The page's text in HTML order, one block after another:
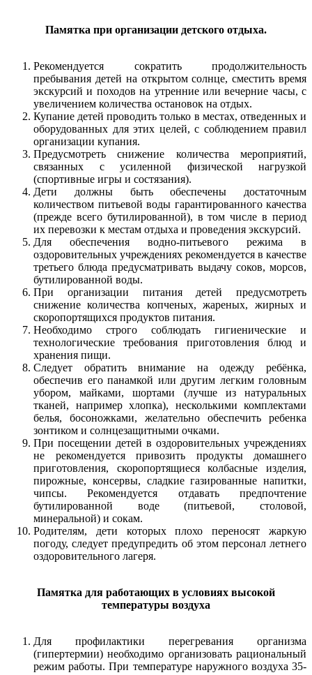
Памятка при организации детского отдыха.
Рекомендуется сократить продолжительность
пребывания детей на открытом солнце, сместить время
экскурсий и походов на утренние или вечерние часы, с
увеличением количества остановок на отдых.
Купание детей проводить только в местах, отведенных и
оборудованных для этих целей, с соблюдением правил
организации купания.
Предусмотреть снижение количества мероприятий,
связанных с усиленной физической нагрузкой
(спортивные игры и состязания).
Дети должны быть обеспечены достаточным
количеством питьевой воды гарантированного качества
(прежде всего бутилированной), в том числе в период
их перевозки к местам отдыха и проведения экскурсий.
Для обеспечения водно-питьевого режима в
оздоровительных учреждениях рекомендуется в качестве
третьего блюда предусматривать выдачу соков, морсов,
бутилированной воды.
При организации питания детей предусмотреть
снижение количества копченых, жареных, жирных и
скоропортящихся продуктов питания.
Необходимо строго соблюдать гигиенические и
технологические требования приготовления блюд и
хранения пищи.
Следует обратить внимание на одежду ребёнка,
обеспечив его панамкой или другим легким головным
убором, майками, шортами (лучше из натуральных
тканей, например хлопка), несколькими комплектами
белья, босоножками, желательно обеспечить ребенка
зонтиком и солнцезащитными очками.
При посещении детей в оздоровительных учреждениях
не рекомендуется привозить продукты домашнего
приготовления, скоропортящиеся колбасные изделия,
пирожные, консервы, сладкие газированные напитки,
чипсы. Рекомендуется отдавать предпочтение
бутилированной воде (питьевой, столовой,
минеральной) и сокам.
Родителям, дети которых плохо переносят жаркую
погоду, следует предупредить об этом персонал летнего
оздоровительного лагеря.
Памятка для работающих в условиях высокой
температуры воздуха
Для профилактики перегревания организма
(гипертермии) необходимо организовать рациональный
режим работы. При температуре наружного воздуха 35-